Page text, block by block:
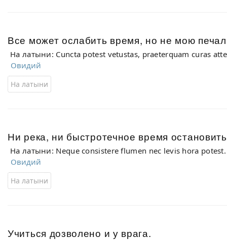
Все может ослабить время, но не мою
На латыни: Cuncta potest vetustas, praeterquam curas
Овидий
На латыни
Ни река, ни быстротечное время
На латыни: Neque consistere flumen nec levis hora potest.
Овидий
На латыни
Учиться дозволено и у врага.